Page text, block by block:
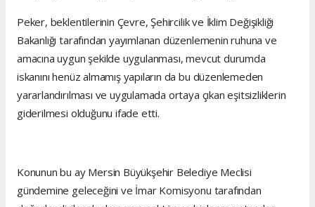
Peker, beklentilerinin Çevre, Şehircilik ve İklim Değişikliği
Bakanlığı tarafından yayımlanan düzenlemenin ruhuna ve
amacına uygun şekilde uygulanması, mevcut durumda
iskanını henüz almamış yapıların da bu düzenlemeden
yararlandırılması ve uygulamada ortaya çıkan eşitsizliklerin
giderilmesi olduğunu ifade etti.
Konunun bu ay Mersin Büyükşehir Belediye Meclisi
gündemine geleceğini ve İmar Komisyonu tarafından